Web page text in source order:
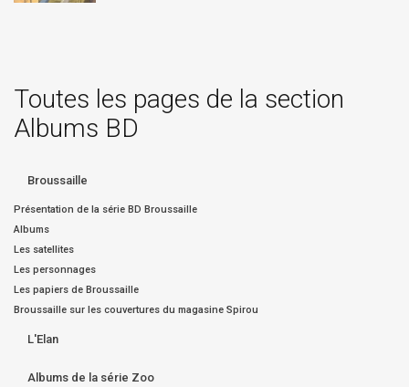
Toutes les pages de la section
Albums BD
Broussaille
Présentation de la série BD Broussaille
Albums
Les satellites
Les personnages
Les papiers de Broussaille
Broussaille sur les couvertures du magasine Spirou
L'Elan
Albums de la série Zoo